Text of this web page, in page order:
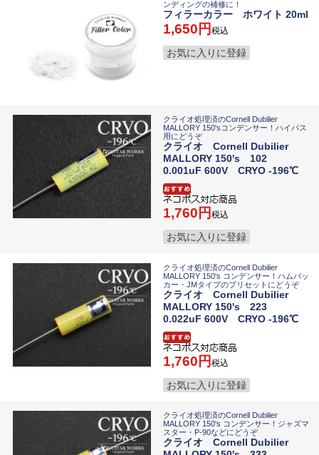
ンディングの補修に！
フィラーカラー ホワイト 20ml
1,650 税込
お気に入りに登録
クライオ処理済のCornell Dubilier
MALLORY 150'sコンデンサー！ハイパス
用にどうぞ
クライオ Cornell Dubilier
MALLORY 150's 102
0.001uF 600V CRYO -196℃
1,760 税込
お気に入りに登録
クライオ処理済のCornell Dubilier
MALLORY 150's コンデンサー！ハムバッ
カー・JMタイプのプリセットにどうぞ
クライオ Cornell Dubilier
MALLORY 150's 223
0.022uF 600V CRYO -196℃
1,760 税込
お気に入りに登録
クライオ処理済のCornell Dubilier
MALLORY 150's コンデンサー！ジャズマ
スター・P-90などにどうぞ
クライオ Cornell Dubilier